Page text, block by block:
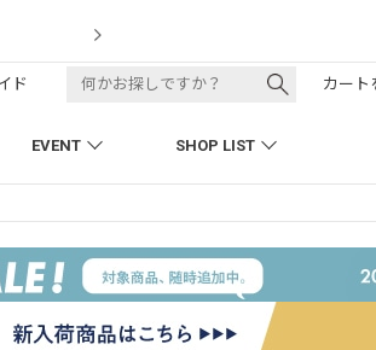
EVENT SHOP LIST
ド カート